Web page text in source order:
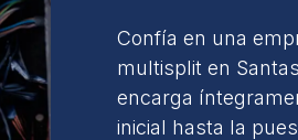
Confía en una
multisplit en
encarga
inicial hasta la